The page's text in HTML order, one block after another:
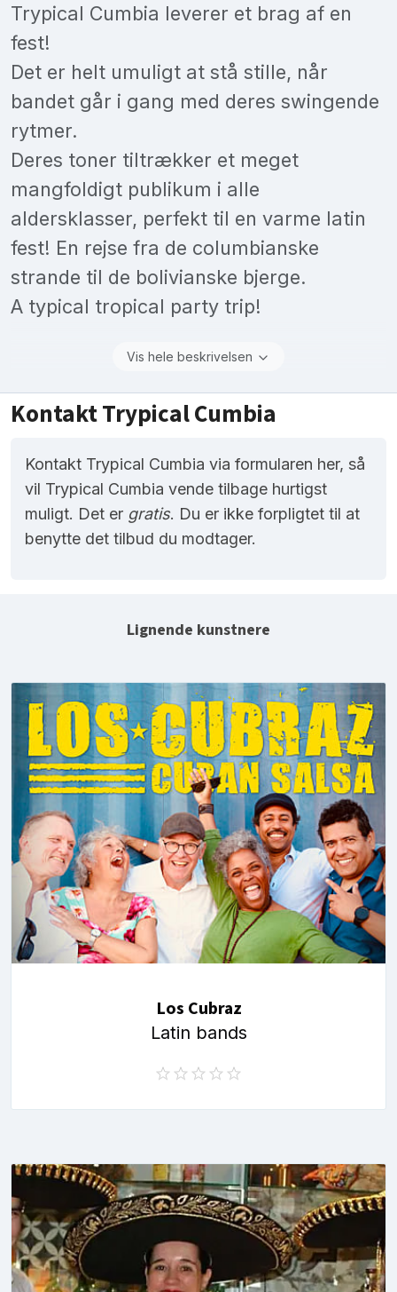
Trypical Cumbia leverer et brag af en
fest!
Det er helt umuligt at stå stille, når
bandet går i gang med deres swingende
rytmer.
Deres toner tiltrækker et meget
mangfoldigt publikum i alle
aldersklasser, perfekt til en varme latin
fest! En rejse fra de columbianske
strande til de bolivianske bjerge.
A typical tropical party trip!
Vis hele beskrivelsen
Kontakt Trypical Cumbia
Kontakt Trypical Cumbia via formularen her, så
vil Trypical Cumbia vende tilbage hurtigst
muligt. Det er gratis. Du er ikke forpligtet til at
benytte det tilbud du modtager.
Lignende kunstnere
Los Cubraz
Latin bands